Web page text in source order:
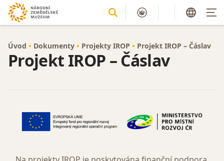
Úvod Dokumenty Projekty IROP Projekt IROP – Čáslav
Projekt IROP – Čáslav